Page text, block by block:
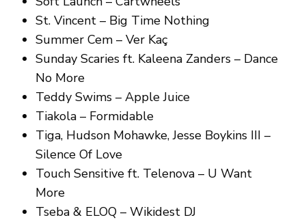
St. Vincent – Big Time Nothing
Summer Cem – Ver Kaç
Sunday Scaries ft. Kaleena Zanders – Dance
No More
Teddy Swims – Apple Juice
Tiakola – Formidable
Tiga, Hudson Mohawke, Jesse Boykins III –
Silence Of Love
Touch Sensitive ft. Telenova – U Want
More
Tseba & ELOQ – Wikidest DJ